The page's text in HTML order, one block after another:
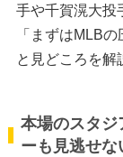
手や千賀滉大投
「まずはMLB
と見どころを解
本場のスタジ
ーも見逃せな